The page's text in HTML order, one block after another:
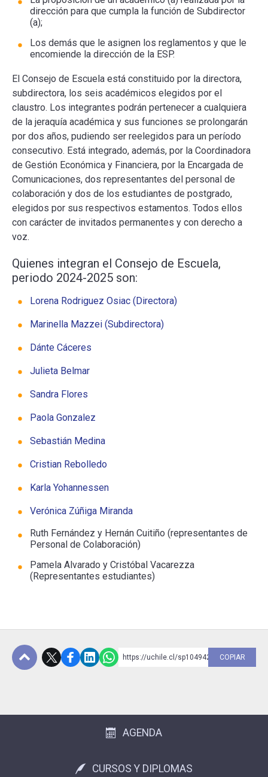
dirección para que cumpla la función de Subdirector
(a);
Los demás que le asignen los reglamentos y que le
encomiende la dirección de la ESP.
El Consejo de Escuela está constituido por la directora,
subdirectora, los seis académicos elegidos por el
claustro. Los integrantes podrán pertenecer a cualquiera
de la jeraquía académica y sus funciones se prolongarán
por dos años, pudiendo ser reelegidos para un período
consecutivo. Está integrado, además, por la Coordinadora
de Gestión Económica y Financiera, por la Encargada de
Comunicaciones, dos representantes del personal de
colaboración y dos de los estudiantes de postgrado,
elegidos por sus respectivos estamentos. Todos ellos
con carácter de invitados permanentes y con derecho a
voz.
Quienes integran el Consejo de Escuela,
periodo 2024-2025 son:
Lorena Rodriguez Osiac (Directora)
Marinella Mazzei (Subdirectora)
Dánte Cáceres
Julieta Belmar
Sandra Flores
Paola Gonzalez
Sebastián Medina
Cristian Rebolledo
Karla Yohannessen
Verónica Zúñiga Miranda
Ruth Fernández y Hernán Cuitiño (representantes de
Personal de Colaboración)
Pamela Alvarado y Cristóbal Vacarezza
(Representantes estudiantes)
https://uchile.cl/sp104942 COPIAR
AGENDA
CURSOS Y DIPLOMAS